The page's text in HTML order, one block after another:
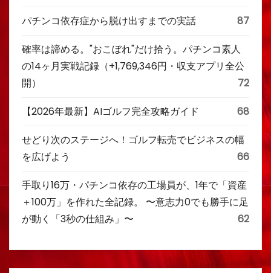
パチンコ依存症から脱け出すまでの実話 87
確率は諦める。"おこぼれ"だけ拾う。パチンコ素人
の14ヶ月実戦記録（+1,769,346円・収支アプリ全公
開）
72
【2026年最新】AIゴルフ完全攻略ガイド 68
せどり次のステージへ！ゴルフ転売でビジネスの幅
を広げよう
66
手取り16万・パチンコ依存の工場員が、1年で「資産
＋100万」を作れた全記録。 〜意志力0でも勝手に足
が動く「3秒の仕組み」〜
62